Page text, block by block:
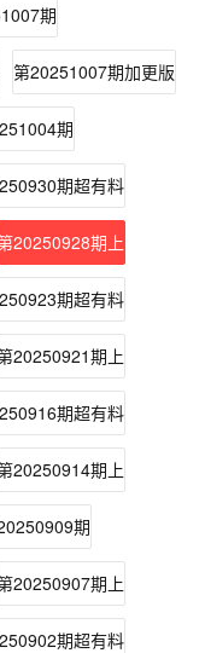
期
第20251007期加更版
期
期超有料
20250928期上
期超有料
20250921期上
期超有料
20250914期上
期
20250907期上
期超有料